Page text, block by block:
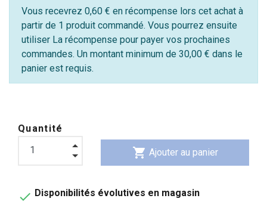
Vous recevrez 0,60 € en récompense lors cet achat à
partir de 1 produit commandé. Vous pourrez ensuite
utiliser La récompense pour payer vos prochaines
commandes. Un montant minimum de 30,00 € dans le
panier est requis.
Quantité
shopping_cart Ajouter au panier
 Disponibilités évolutives en magasin